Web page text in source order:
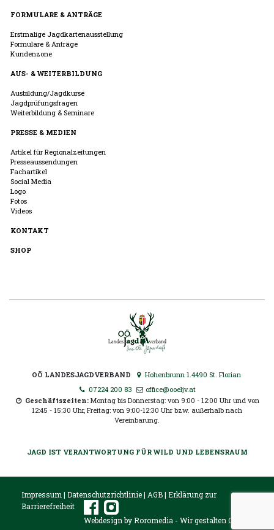
FORMULARE & ANTRÄGE
Erstmalige Jagdkartenausstellung
Formulare & Anträge
Kundenzone
AUS- & WEITERBILDUNG
Ausbildung/Jagdkurse
Jagdprüfungsfragen
Weiterbildung & Seminare
PRESSE & MEDIEN
Artikel für Regionalzeitungen
Presseaussendungen
Fachartikel
Social Media
Logo
Fotos
Videos
KONTAKT
SHOP
OÖ LANDESJAGDVERBAND
Hohenbrunn 1.4490 St. Florian
07224 200 83
office@ooeljv.at
Geschäftszeiten: Montag bis Donnerstag: von 9:00 - 12:00 Uhr und von
12:45 - 15:30 Uhr, Freitag: von 9:00-12:30 Uhr bzw. außerhalb nach
Vereinbarung.
JAGD IST VERANTWORTUNG FÜR WILD UND LEBENSRAUM
Impressum | Datenschutzrichtlinie| AGB| Erklärung zur
Barrierefreiheit
Webdesign byRoromedia - Wir gestalten Online.